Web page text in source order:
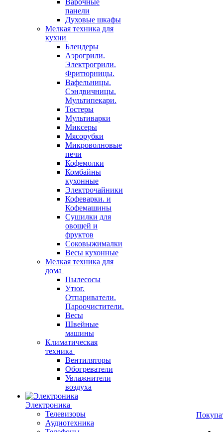
Варочные
панели
Духовые шкафы
Мелкая техника для
кухни
Блендеры
Аэрогрили.
Электрогрили.
Фритюрницы.
Вафельницы.
Сэндвичницы.
Мультипекари.
Тостеры
Мультиварки
Миксеры
Мясорубки
Микроволновые
печи
Кофемолки
Комбайны
кухонные
Электрочайники
Кофеварки. и
Кофемашины
Сушилки для
овощей и
фруктов
Соковыжималки
Весы кухонные
Мелкая техника для
дома
Пылесосы
Утюг.
Отпариватели.
Пароочистители.
Весы
Швейные
машины
Климатическая
техника
Вентиляторы
Обогреватели
Увлажнители
воздуха
Электроника
Телевизоры
Аудиотехника